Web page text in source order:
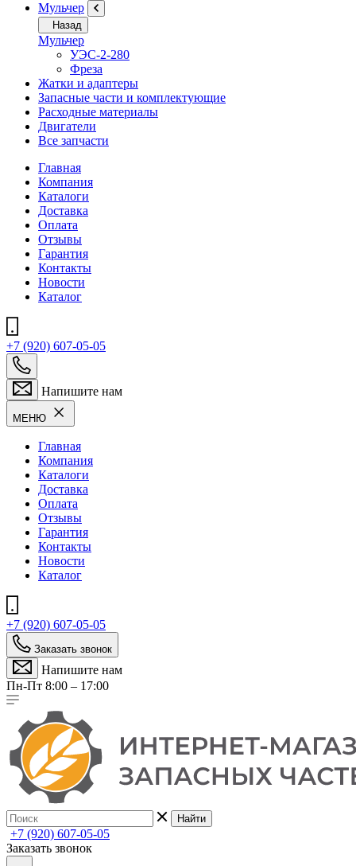
Мульчер
Назад
Мульчер
УЭС-2-280
Фреза
Жатки и адаптеры
Запасные части и комплектующие
Расходные материалы
Двигатели
Все запчасти
Главная
Компания
Каталоги
Доставка
Оплата
Отзывы
Гарантия
Контакты
Новости
Каталог
+7 (920) 607-05-05
Напишите нам
МЕНЮ
Главная
Компания
Каталоги
Доставка
Оплата
Отзывы
Гарантия
Контакты
Новости
Каталог
+7 (920) 607-05-05
Заказать звонок
Напишите нам
Пн-Пт 8:00 – 17:00
Найти
+7 (920) 607-05-05
Заказать звонок